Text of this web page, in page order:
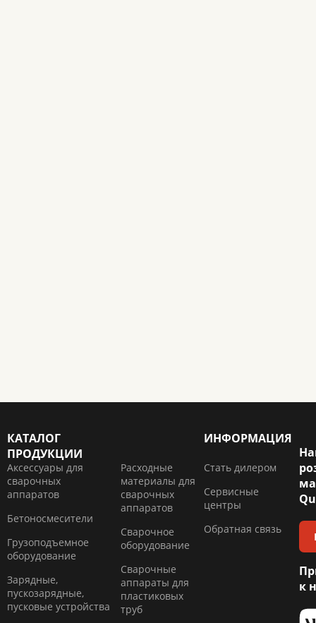
КАТАЛОГ
ПРОДУКЦИИ
Аксессуары для
сварочных
аппаратов
Бетоносмесители
Грузоподъемное
оборудование
Зарядные,
пускозарядные,
пусковые устройства
Расходные
материалы для
сварочных
аппаратов
Сварочное
оборудование
Сварочные
аппараты для
пластиковых
труб
ИНФОРМАЦИЯ
Стать дилером
Сервисные
центры
Обратная связь
к